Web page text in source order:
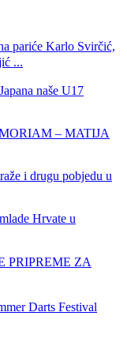
pariće Karlo Svirčić,
...
naše U17
– MATIJA
i drugu pobjedu u
Hrvate u
PRIPREME ZA
Darts Festival